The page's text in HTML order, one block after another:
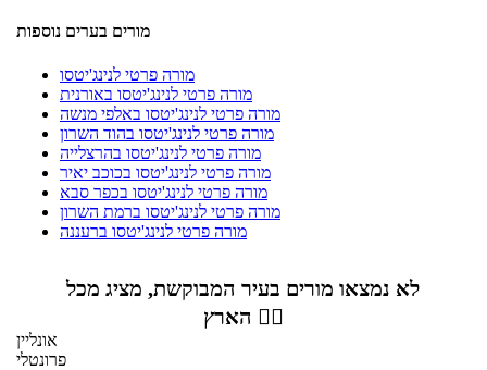
מורים בערים נוספות
מורה פרטי לנינג'יטסו
מורה פרטי לנינג'יטסו באורנית
מורה פרטי לנינג'יטסו באלפי מנשה
מורה פרטי לנינג'יטסו בהוד השרון
מורה פרטי לנינג'יטסו בהרצלייה
מורה פרטי לנינג'יטסו בכוכב יאיר
מורה פרטי לנינג'יטסו בכפר סבא
מורה פרטי לנינג'יטסו ברמת השרון
מורה פרטי לנינג'יטסו ברעננה
לא נמצאו מורים בעיר המבוקשת, מציג מכל
הארץ 👇🏼
אונליין
פרונטלי